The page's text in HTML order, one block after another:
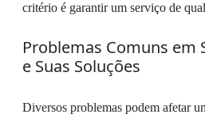
critério é garantir um serviço de
Problemas Comuns em
e Suas Soluções
Diversos problemas podem afetar